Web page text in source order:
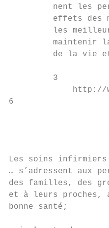
nent les
effets des
les
maintenir
de la vie
         3
6
Les soins infirmiers
… s’adressent aux
des familles, des
et à leurs proches,
bonne santé;